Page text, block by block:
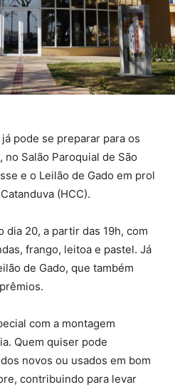
pode se preparar para os
Salão Paroquial de São
e o Leilão de Gado em prol
(HCC).
dia 20, a partir das 19h, com
frango, leitoa e pastel. Já
de Gado, que também
com a montagem
Quem quiser pode
novos ou usados em bom
contribuindo para levar